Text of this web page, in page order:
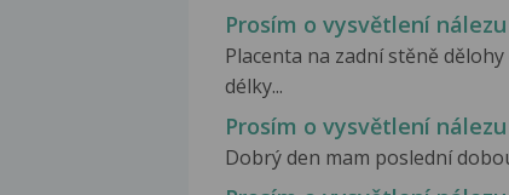
Prosím o vysvětlení nálezu
Placenta na zadní stěně
délky...
Prosím o vysvětlení
Dobrý den mam poslední